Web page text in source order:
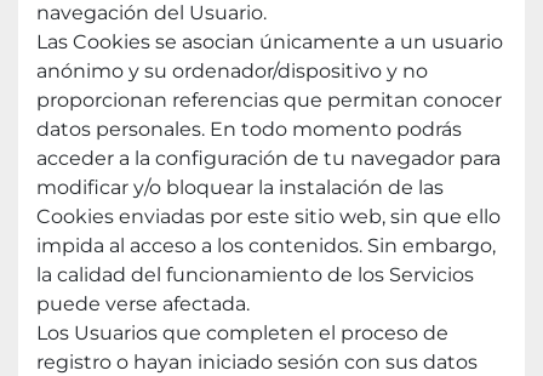
navegación del Usuario.
Las Cookies se asocian únicamente a un usuario
anónimo y su ordenador/dispositivo y no
proporcionan referencias que permitan conocer
datos personales. En todo momento podrás
acceder a la configuración de tu navegador para
modificar y/o bloquear la instalación de las
Cookies enviadas por este sitio web, sin que ello
impida al acceso a los contenidos. Sin embargo,
la calidad del funcionamiento de los Servicios
puede verse afectada.
Los Usuarios que completen el proceso de
registro o hayan iniciado sesión con sus datos